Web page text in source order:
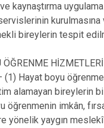
kaynaştırma
bireylerin tespit
ÖĞRENME HİZMETLERİ
(1) Hayat boyu
alamayan bireylerin
öğrenmenin imkân,
yönelik yaygın